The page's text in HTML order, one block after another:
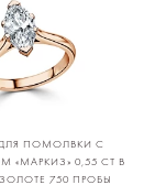
ПОМОЛВКИ С
«МАРКИЗ» 0,55 CT В
750 ПРОБЫ